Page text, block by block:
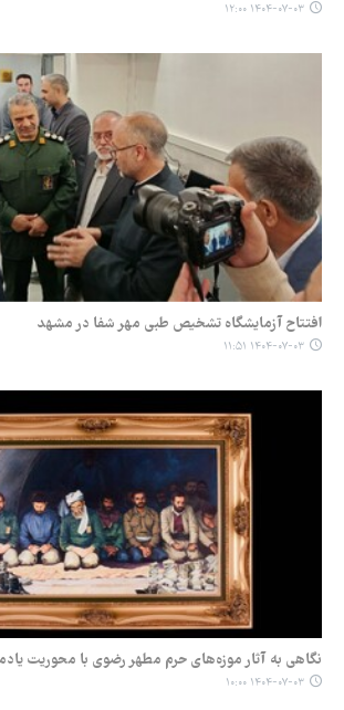
۱۴۰۴-۰۷-۰۳ ۱۲:۰۰
افتتاح آزمایشگاه تشخیص طبی مهر شفا در مشهد
۱۴۰۴-۰۷-۰۳ ۱۱:۵۱
نگاهی به آثار موزه‌های حرم مطهر رضوی با محوریت
۱۴۰۴-۰۷-۰۳ ۱۰:۰۰